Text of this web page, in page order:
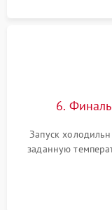
6.
Запуск
заданную
компрессора,